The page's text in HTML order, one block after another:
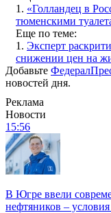
1. «Голландец в
тюменскими
Еще по теме:
1. Эксперт
снижении цен на
Добавьте
новостей дня.
Реклама
Новости
15:56
В Югре ввели
нефтяников –